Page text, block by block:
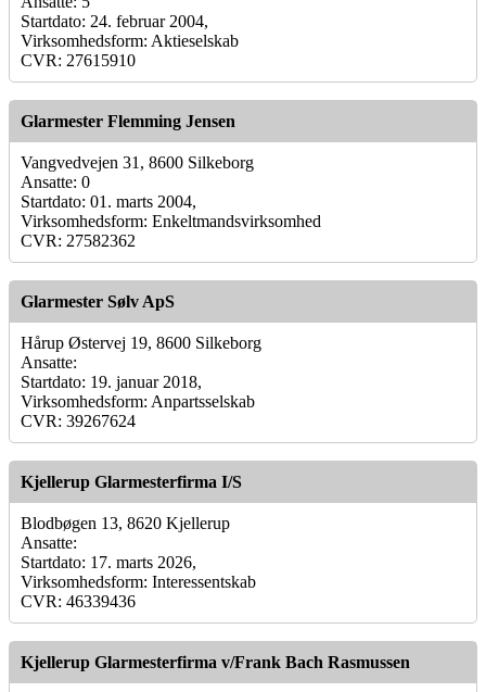
Startdato: 24. februar 2004,
Virksomhedsform: Aktieselskab
CVR: 27615910
Glarmester Flemming Jensen
Vangvedvejen 31, 8600 Silkeborg
Ansatte: 0
Startdato: 01. marts 2004,
Virksomhedsform: Enkeltmandsvirksomhed
CVR: 27582362
Glarmester Sølv ApS
Hårup Østervej 19, 8600 Silkeborg
Ansatte:
Startdato: 19. januar 2018,
Virksomhedsform: Anpartsselskab
CVR: 39267624
Kjellerup Glarmesterfirma I/S
Blodbøgen 13, 8620 Kjellerup
Ansatte:
Startdato: 17. marts 2026,
Virksomhedsform: Interessentskab
CVR: 46339436
Kjellerup Glarmesterfirma v/Frank Bach Rasmussen